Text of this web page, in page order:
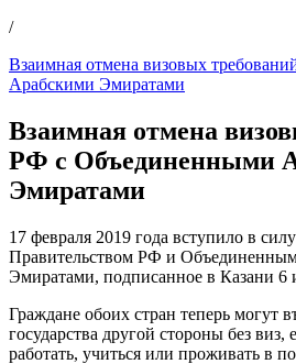
/
Взаимная отмена визовых
Арабскими Эмиратами
Взаимная отмена
РФ с Объединенными
Эмиратами
17 февраля 2019 года вступило в
Правительством РФ и
Эмиратами, подписанное в Казани 6
Граждане обоих стран теперь могут
государства другой стороны без виз,
работать, учиться или проживать в